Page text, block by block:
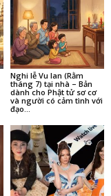
Nghi lễ Vu lan (Rằm
tháng 7) tại nhà – Bản
dành cho Phật tử sơ cơ
và người có cảm tình với
đạo...